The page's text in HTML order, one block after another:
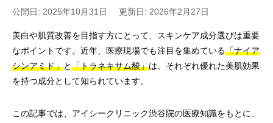
公開日: 2025年10月31日 更新日: 2026年2月27日
美白や肌質改善を目指す方にとって、スキンケア成分選びは重要
なポイントです。近年、医療現場でも注目を集めている「ナイア
シンアミド」と「トラネキサム酸」は、それぞれ優れた美肌効果
を持つ成分として知られています。
この記事では、アイシークリニック渋谷院の医療知識をもとに、